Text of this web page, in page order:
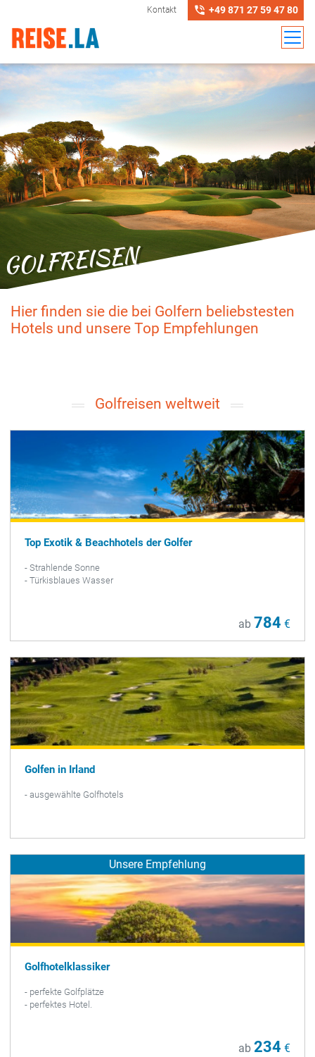
Kontakt +49 871 27 59 47 80
GOLFREISEN
Hier finden sie die bei Golfern beliebstesten
Hotels und unsere Top Empfehlungen
Golfreisen weltweit
Top Exotik & Beachhotels der Golfer
- Strahlende Sonne
- Türkisblaues Wasser
ab 784 €
Golfen in Irland
- ausgewählte Golfhotels
Unsere Empfehlung
Golfhotelklassiker
- perfekte Golfplätze
- perfektes Hotel.
ab 234 €